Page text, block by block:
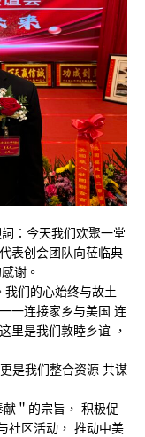
：今天我们欢聚⼀堂
表创会团队向莅临典
谢。
们的⼼始终与故⼟
⼀连接家乡与美国 连
⾥是我们敦睦乡谊 ，
是我们整合资源 共谋
＂的宗旨， 积极促
社区活动， 推动中美